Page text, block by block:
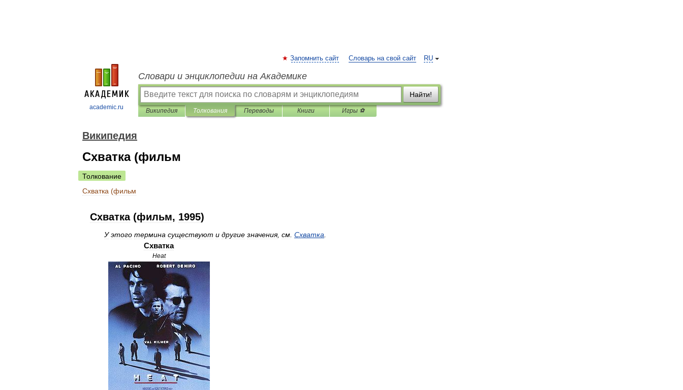
academic.ru
RU
Запомнить сайт Словарь на свой сайт
Словари и энциклопедии на Академике
Найти!
Википедия Толкования Переводы Книги Игры ⚽
Википедия
Схватка (фильм
Толкование
Схватка (фильм
Схватка(фильм, 1995)
У этого термина существуют и другие значения, см Схватка
Схватка
Heat